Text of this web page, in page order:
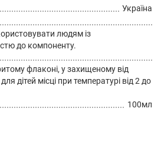
Україна
людям із
до компоненту.
флаконі, у захищеному від
дітей місці при температурі від 2 до
100мл